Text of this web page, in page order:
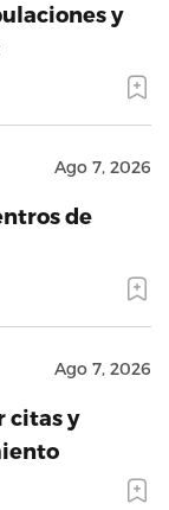
y
Ago 7, 2026
de
Ago 7, 2026
citas y